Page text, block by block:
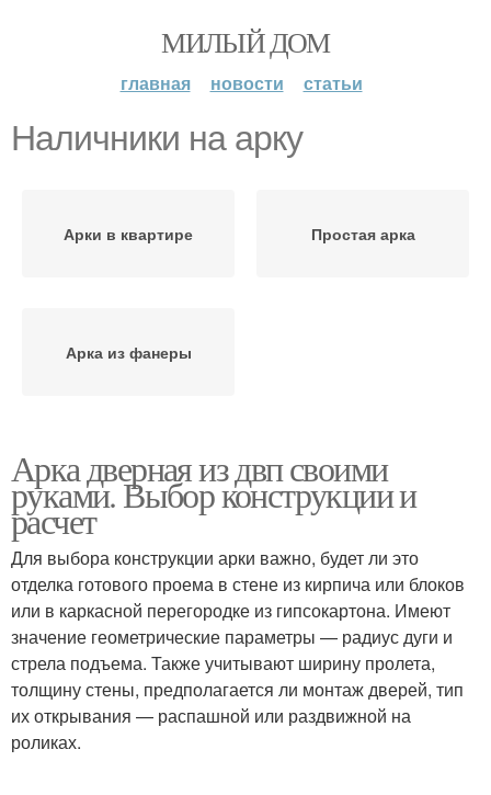
МИЛЫЙ ДОМ
главная новости статьи
Наличники на арку
Арки в квартире Простая арка
Арка из фанеры
Арка дверная из двп своими
руками. Выбор конструкции и
расчет
Для выбора конструкции арки важно, будет ли это
отделка готового проема в стене из кирпича или блоков
или в каркасной перегородке из гипсокартона. Имеют
значение геометрические параметры — радиус дуги и
стрела подъема. Также учитывают ширину пролета,
толщину стены, предполагается ли монтаж дверей, тип
их открывания — распашной или раздвижной на
роликах.